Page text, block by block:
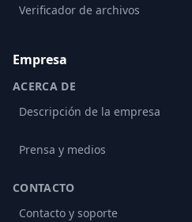
Verificador de archivos
Empresa
ACERCA DE
Descripción de la empresa
Prensa y medios
CONTACTO
Contacto y soporte